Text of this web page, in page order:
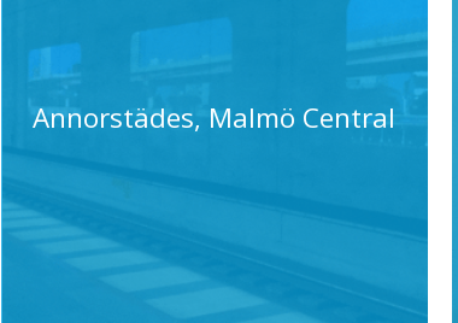
Annorstädes, Malmö Central